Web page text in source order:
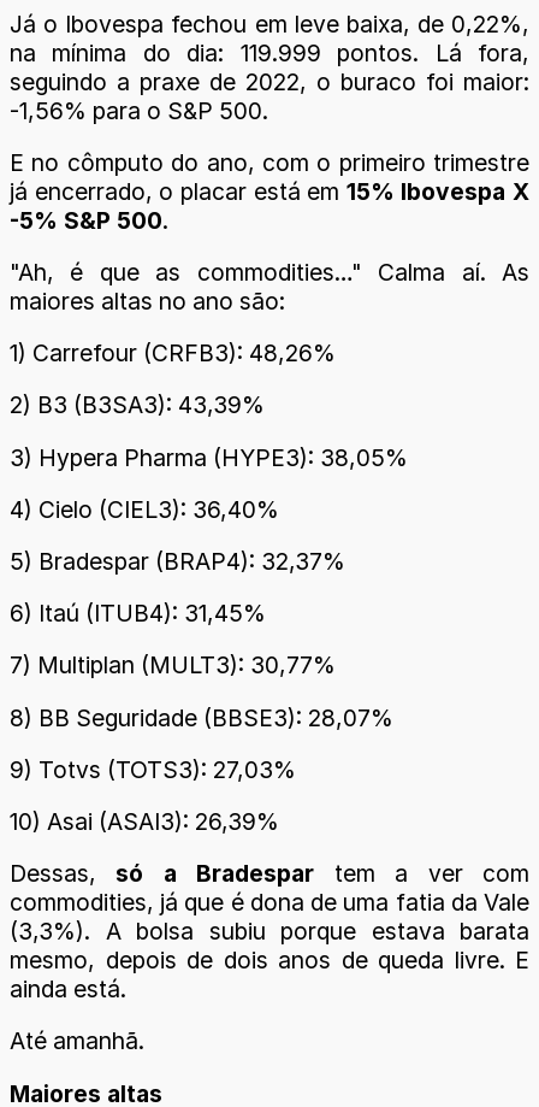
Já o Ibovespa fechou em leve baixa, de 0,22%,
na mínima do dia: 119.999 pontos. Lá fora,
seguindo a praxe de 2022, o buraco foi maior:
-1,56% para o S&P 500.
E no cômputo do ano, com o primeiro trimestre
já encerrado, o placar está em 15% Ibovespa X
-5% S&P 500.
"Ah, é que as commodities…" Calma aí. As
maiores altas no ano são:
1) Carrefour (CRFB3): 48,26%
2) B3 (B3SA3): 43,39%
3) Hypera Pharma (HYPE3): 38,05%
4) Cielo (CIEL3): 36,40%
5) Bradespar (BRAP4): 32,37%
6) Itaú (ITUB4): 31,45%
7) Multiplan (MULT3): 30,77%
8) BB Seguridade (BBSE3): 28,07%
9) Totvs (TOTS3): 27,03%
10) Asai (ASAI3): 26,39%
Dessas, só a Bradespar tem a ver com
commodities, já que é dona de uma fatia da Vale
(3,3%). A bolsa subiu porque estava barata
mesmo, depois de dois anos de queda livre. E
ainda está.
Até amanhã.
Maiores altas